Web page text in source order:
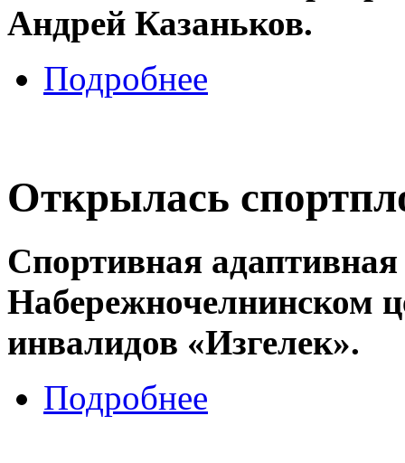
Андрей Казаньков.
Подробнее
Открылась
Спортивная
Набережночелнинском
инвалидов «Изгелек».
Подробнее